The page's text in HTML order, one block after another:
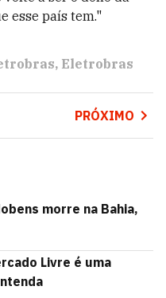
esse país tem."
Eletrobras
PRÓXIMO
morre na Bahia,
Livre é uma